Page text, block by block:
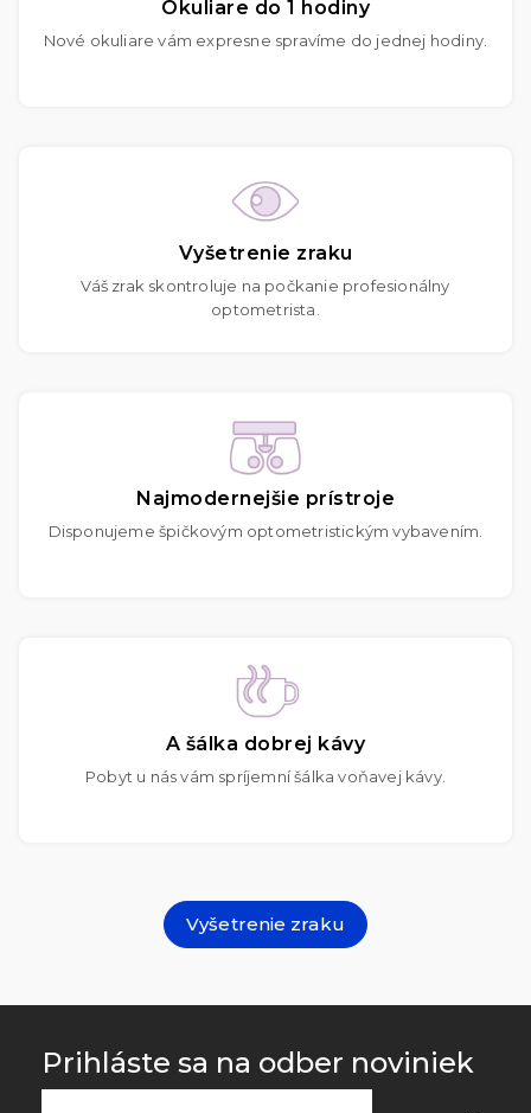
Okuliare do 1 hodiny
Nové okuliare vám expresne spravíme do jednej hodiny.
Vyšetrenie zraku
Váš zrak skontroluje na počkanie profesionálny
optometrista.
Najmodernejšie prístroje
Disponujeme špičkovým optometristickým vybavením.
A šálka dobrej kávy
Pobyt u nás vám spríjemní šálka voňavej kávy.
Vyšetrenie zraku
Prihláste sa na odber noviniek